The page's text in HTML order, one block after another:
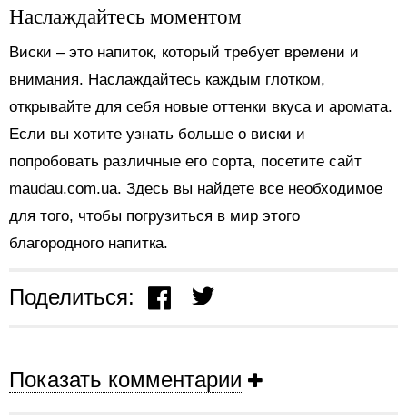
Наслаждайтесь моментом
Виски – это напиток, который требует времени и
внимания. Наслаждайтесь каждым глотком,
открывайте для себя новые оттенки вкуса и аромата.
Если вы хотите узнать больше о виски и
попробовать различные его сорта, посетите сайт
maudau.com.ua. Здесь вы найдете все необходимое
для того, чтобы погрузиться в мир этого
благородного напитка.
Поделиться:
Показать комментарии